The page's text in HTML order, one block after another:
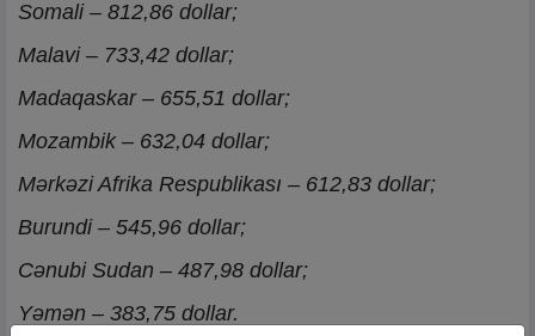
Somali – 812,86 dollar;
Malavi – 733,42 dollar;
Madaqaskar – 655,51 dollar;
Mozambik – 632,04 dollar;
Mərkəzi Afrika Respublikası – 612,83 dollar;
Burundi – 545,96 dollar;
Cənubi Sudan – 487,98 dollar;
Yəmən – 383,75 dollar.